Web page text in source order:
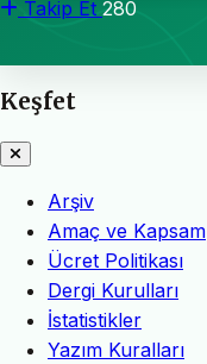
Takip Et 280
Keşfet
Arşiv
Amaç ve Kapsam
Ücret Politikası
Dergi Kurulları
İstatistikler
Yazım Kuralları